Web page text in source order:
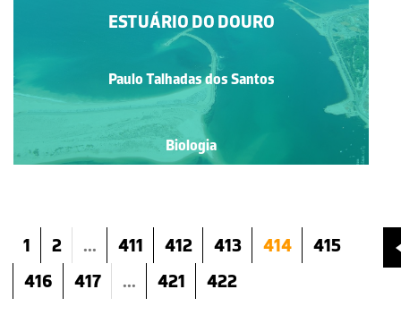
ESTUÁRIO DO DOURO
Paulo Talhadas dos Santos
Biologia
1 2 ... 411 412 413 414
415
416
417 ... 421 422